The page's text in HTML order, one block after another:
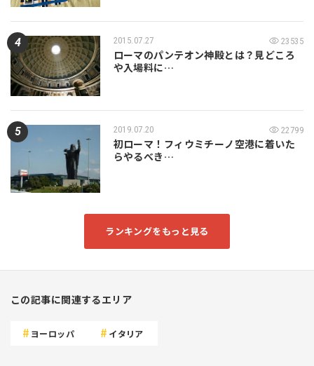
2015.07.27 23535
ローマのパンテオン神殿とは？見どころ
や入場料に…
2019.07.20 22799
初ローマ！フィウミチーノ空港に着いた
らやるべき…
ランキングをもっと見る
この記事に関連するエリア
ヨーロッパ イタリア